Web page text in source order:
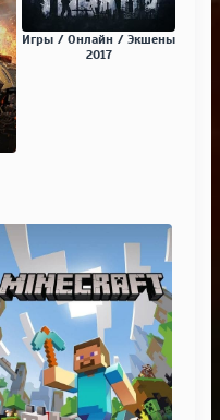
Игры / Онлайн / Экшены
2017